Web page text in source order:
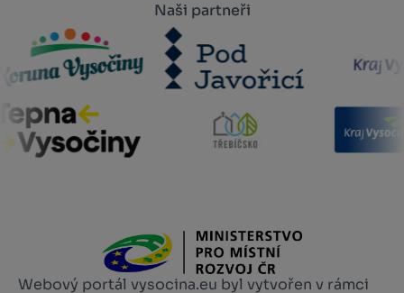
Naši partneři
Webový portál vysocina.eu byl vytvořen v rámci